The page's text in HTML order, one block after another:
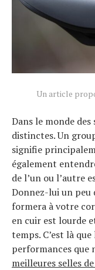
Un article
Dans le monde
distinctes. Un
signifie
également
de l’un ou l’autre
Donnez-lui un peu
formera à votre
en cuir est lourde
temps. C’est là
performances que
meilleures selles